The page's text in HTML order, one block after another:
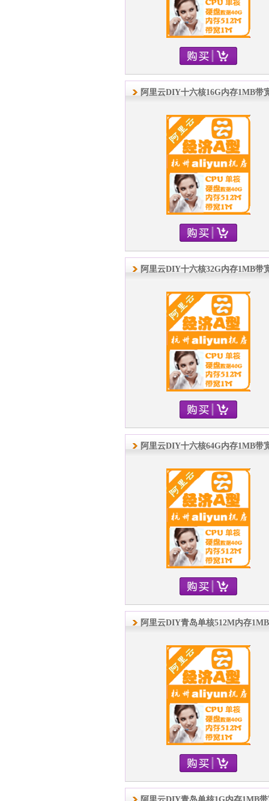
阿里云DIY十六核16G内存1MB带
阿里云DIY十六核32G内存1MB带
阿里云DIY十六核64G内存1MB带
阿里云DIY青岛单核512M内存